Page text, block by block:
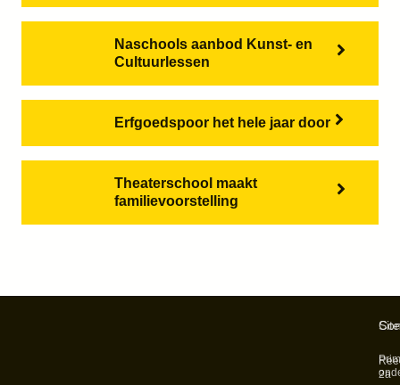
Naschools aanbod Kunst- en
Cultuurlessen
Erfgoedspoor het hele jaar door
Theaterschool maakt
familievoorstelling
2a